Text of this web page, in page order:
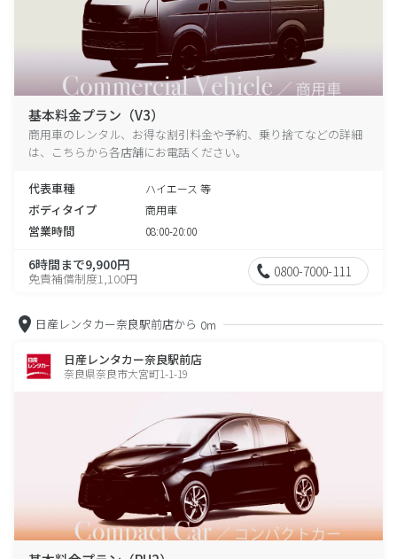
基本料金プラン（V3）
商用車のレンタル、お得な割引料金や予約、乗り捨てなどの詳細
は、こちらから各店舗にお電話ください。
代表車種 ハイエース 等
ボディタイプ 商用車
営業時間 08:00-20:00
6時間まで9,900円
免責補償制度1,100円 0800-7000-111
日産レンタカー奈良駅前店から 0m
日産レンタカー奈良駅前店
奈良県奈良市大宮町1-1-19